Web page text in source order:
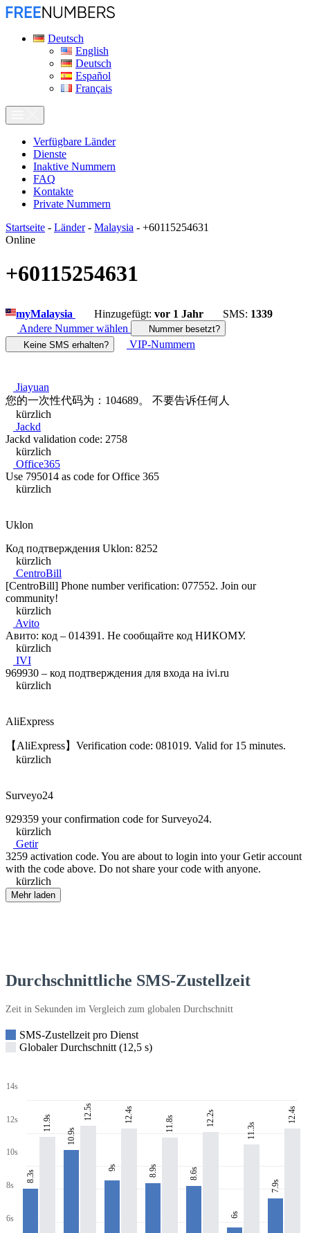
Deutsch
English
Deutsch
Español
Français
Verfügbare Länder
Dienste
Inaktive Nummern
FAQ
Kontakte
Private Nummern
Startseite - Länder- Malaysia - +60115254631
Online
+60115254631
myMalaysia Hinzugefügt: vor 1 Jahr SMS: 1339
Andere Nummer wählen
Nummer besetzt?
Keine SMS erhalten?
VIP-Nummern
Jiayuan
您的一次性代码为：104689。 不要告诉任何人
kürzlich
Jackd
Jackd validation code: 2758
kürzlich
Office365
Use 795014 as code for Office 365
kürzlich
Uklon
Код подтверждения Uklon: 8252
kürzlich
CentroBill
[CentroBill] Phone number verification: 077552. Join our
community!
kürzlich
Avito
Авито: код – 014391. Не сообщайте код НИКОМУ.
kürzlich
IVI
969930 – код подтверждения для входа на ivi.ru
kürzlich
AliExpress
【AliExpress】Verification code: 081019. Valid for 15 minutes.
kürzlich
Surveyo24
929359 your confirmation code for Surveyo24.
kürzlich
Getir
3259 activation code. You are about to login into your Getir account
with the code above. Do not share your code with anyone.
kürzlich
Mehr laden
Durchschnittliche SMS-Zustellzeit
Zeit in Sekunden im Vergleich zum globalen Durchschnitt
SMS-Zustellzeit pro Dienst
Globaler Durchschnitt (12,5 s)
14s
12s
10s
8s
6s
8.3s
11.9s
10.9s
12.5s
9s
12.4s
8.9s
11.8s
8.6s
12.2s
6s
11.3s
7.9s
12.4s